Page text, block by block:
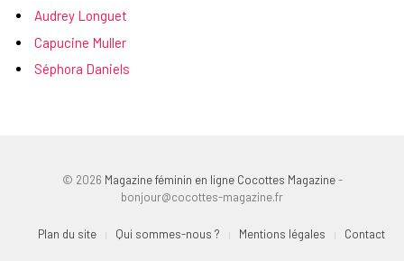
Audrey Longuet
Capucine Muller
Séphora Daniels
© 2026 Magazine féminin en ligne Cocottes Magazine-
bonjour@cocottes-magazine.fr
Plan du site Qui sommes-nous ? Mentions légales Contact